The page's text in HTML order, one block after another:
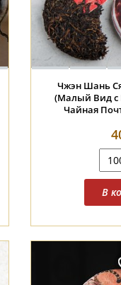
Чжэн Шань
(Малый Вид с
Чайная